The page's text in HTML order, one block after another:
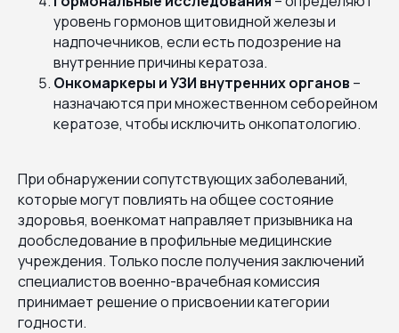
уровень гормонов щитовидной железы и
надпочечников, если есть подозрение на
внутренние причины кератоза.
Онкомаркеры и УЗИ внутренних органов –
назначаются при множественном себорейном
кератозе, чтобы исключить онкопатологию.
При обнаружении сопутствующих заболеваний,
которые могут повлиять на общее состояние
здоровья, военкомат направляет призывника на
дообследование в профильные медицинские
учреждения. Только после получения заключений
специалистов военно-врачебная комиссия
принимает решение о присвоении категории
годности.